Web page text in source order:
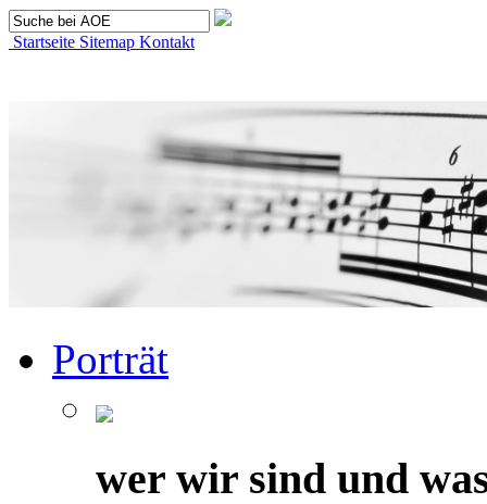
Startseite Sitemap Kontakt
Porträt
wer wir sind und